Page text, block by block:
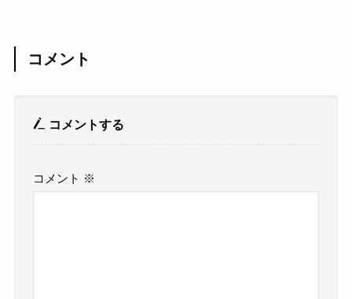
コメント
コメントする
コメント ※